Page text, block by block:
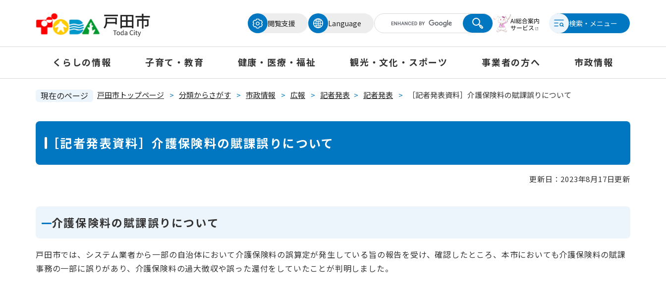
の
頭
閲覧支援
Language 検索・メニュー
くらしの情報 子育て・教育 健康・医療・福祉 観光・文化・スポーツ 事業者の方へ 市政情報
現在のページ 戸田市トップページ > 分類からさがす > 市政情報 > 広報 > 記者発表 > 記者発表 > ［記者発表資料］介護保険料の賦課誤りについて
本
［記者発表資料］介護保険料の賦課誤りについて
更新日：2023年8月17日更新
介護保険料の賦課誤りについて
戸田市では、システム業者から一部の自治体において介護保険料の誤算定が発生している旨の報告を受け、確認したところ、本市においても介護保険料の賦課
事務の一部に誤りがあり、介護保険料の過大徴収や誤った還付をしていたことが判明しました。